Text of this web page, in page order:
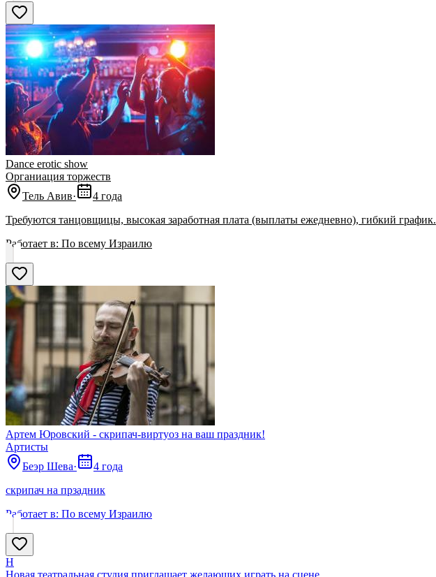
Dance erotic show
Органиация торжеств
Тель Авив·
4 года
Требуются танцовщицы, высокая заработная плата (выплаты ежедневно), гибкий график.
Работает в: По всему Израилю
Артем Юровский - скрипач-виртуоз на ваш праздник!
Артисты
Беэр Шева·
4 года
скрипач на прзадник
Работает в: По всему Израилю
Н
Новая театральная студия приглашает желающих играть на сцене.